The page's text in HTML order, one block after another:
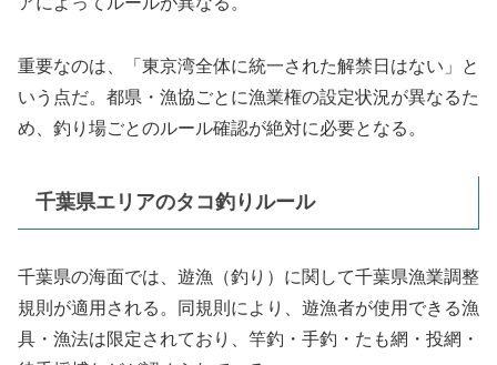
重要なのは、「東京湾全体に統一された解禁日はない」と
いう点だ。都県・漁協ごとに漁業権の設定状況が異なるた
め、釣り場ごとのルール確認が絶対に必要となる。
千葉県エリアのタコ釣りルール
千葉県の海面では、遊漁（釣り）に関して千葉県漁業調整
規則が適用される。同規則により、遊漁者が使用できる漁
具・漁法は限定されており、竿釣・手釣・たも網・投網・